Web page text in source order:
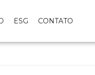
ESG CONTATO